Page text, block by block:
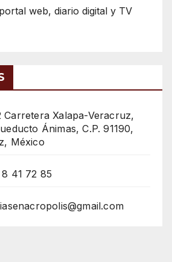
web, diario digital y TV
Carretera Xalapa-Veracruz,
Ánimas, C.P. 91190,
México
41 72 85